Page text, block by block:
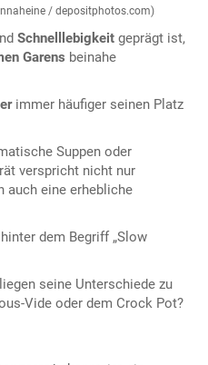
/ depositphotos.com)
Schnelllebigkeit geprägt ist,
Garens beinahe
immer häufiger seinen Platz
Suppen oder
verspricht nicht nur
auch eine erhebliche
dem Begriff „Slow
seine Unterschiede zu
Vide oder dem Crock Pot?